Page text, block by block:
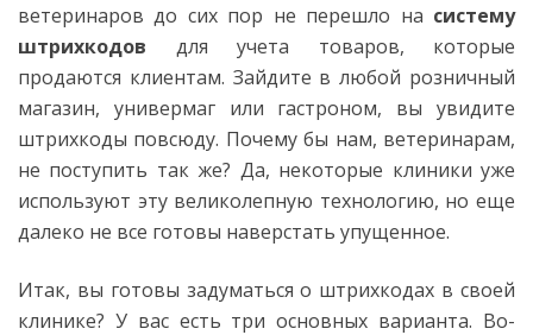
ветеринаров до сих пор не перешло на систему
штрихкодов для учета товаров, которые
продаются клиентам. Зайдите в любой розничный
магазин, универмаг или гастроном, вы увидите
штрихкоды повсюду. Почему бы нам, ветеринарам,
не поступить так же? Да, некоторые клиники уже
используют эту великолепную технологию, но еще
далеко не все готовы наверстать упущенное.
Итак, вы готовы задуматься о штрихкодах в своей
клинике? У вас есть три основных варианта. Во-